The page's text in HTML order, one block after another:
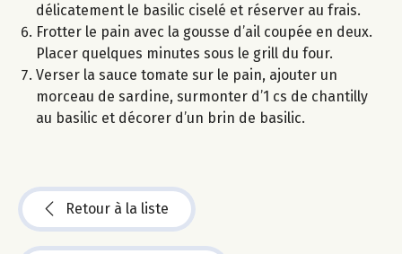
délicatement le basilic ciselé et réserver au frais.
Frotter le pain avec la gousse d’ail coupée en deux.
Placer quelques minutes sous le grill du four.
Verser la sauce tomate sur le pain, ajouter un
morceau de sardine, surmonter d’1 cs de chantilly
au basilic et décorer d’un brin de basilic.
Retour à la liste